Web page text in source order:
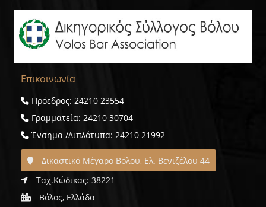
Επικοινωνία
Πρόεδρος: 24210 23554
Γραμματεία: 24210 30704
Ένσημα /Διπλότυπα: 24210 21992
Δικαστικό Μέγαρο Βόλου, Ελ. Βενιζέλου 44
Ταχ.Κώδικας: 38221
Βόλος, Ελλάδα